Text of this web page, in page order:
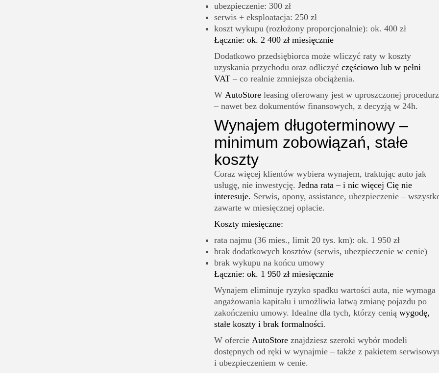
ubezpieczenie: 300 zł
serwis + eksploatacja: 250 zł
koszt wykupu (rozłożony proporcjonalnie): ok. 400 zł
Łącznie: ok. 2 400 zł miesięcznie
Dodatkowo przedsiębiorca może wliczyć raty w koszty
uzyskania przychodu oraz odliczyć częściowo lub w pełni
VAT – co realnie zmniejsza obciążenia.
W AutoStore leasing oferowany jest w uproszczonej
– nawet bez dokumentów finansowych, z decyzją w 24h.
Wynajem długoterminowy –
minimum zobowiązań, stałe
koszty
Coraz więcej klientów wybiera wynajem, traktując auto jak
usługę, nie inwestycję. Jedna rata – i nic więcej Cię nie
interesuje. Serwis, opony, assistance, ubezpieczenie –
zawarte w miesięcznej opłacie.
Koszty miesięczne:
rata najmu (36 mies., limit 20 tys. km): ok. 1 950 zł
brak dodatkowych kosztów (serwis, ubezpieczenie w cenie)
brak wykupu na końcu umowy
Łącznie: ok. 1 950 zł miesięcznie
Wynajem eliminuje ryzyko spadku wartości auta, nie wymaga
angażowania kapitału i umożliwia łatwą zmianę pojazdu po
zakończeniu umowy. Idealne dla tych, którzy cenią wygodę,
stałe koszty i brak formalności.
W ofercie AutoStore znajdziesz szeroki wybór modeli
dostępnych od ręki w wynajmie – także z pakietem
i ubezpieczeniem w cenie.